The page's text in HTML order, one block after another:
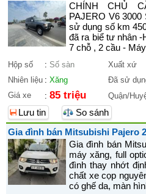
CHÍNH CHỦ
PAJERO V6
sử dụng số km
đã ra biể tư nhân
7 chỗ , 2 cầu -
Hộp số : Số sàn Xuất xứ
Nhiên liệu : Xăng Đã sử
Giá xe
: 85 triệu Quận/
Lưu tin
So sánh
Gia đình bán Mitsubishi Pajero
Gia đình bán
máy xăng, full
đình thay nhớt
chất xe cọp
có ghế da, màn